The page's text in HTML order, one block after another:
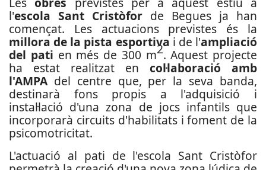
l'escola Sant Cristòfor de Begues ja han
començat. Les actuacions previstes és la
millora de la pista esportiva i de l'ampliació
del pati en més de 300 m2. Aquest projecte
ha estat realitzat en col·laboració amb
l'AMPA del centre que, per la seva banda,
destinarà fons propis a l'adquisició i
instal·lació d'una zona de jocs infantils que
incorporarà circuits d'habilitats i foment de la
psicomotricitat.
L'actuació al pati de l'escola Sant Cristòfor